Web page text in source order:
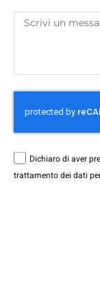
Dichiaro di aver
trattamento dei dati